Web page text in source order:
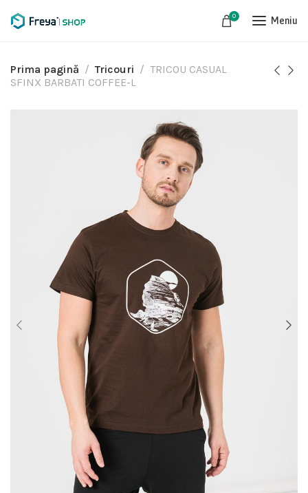
0 Meniu
Prima pagină Tricouri
TRICOU CASUAL
SFINX BARBATI COFFEE-L